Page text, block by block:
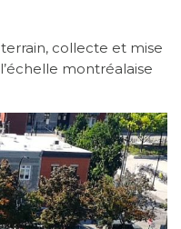
collecte et mise
montréalaise